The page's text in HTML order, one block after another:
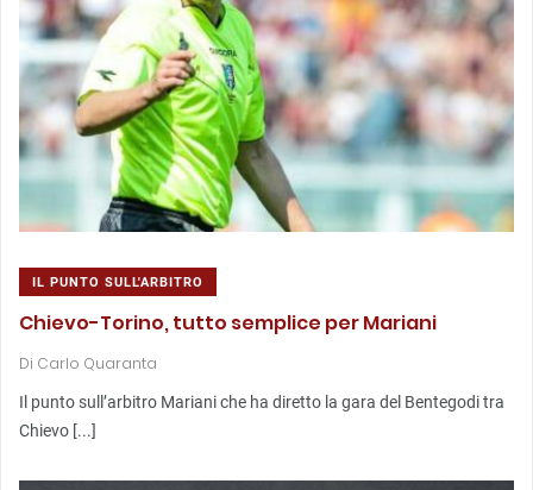
IL PUNTO SULL'ARBITRO
Chievo-Torino, tutto semplice per Mariani
Di Carlo Quaranta
Il punto sull’arbitro Mariani che ha diretto la gara del Bentegodi tra
Chievo [...]